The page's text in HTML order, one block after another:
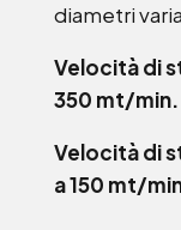
diametri
Velocità di
350 mt/min.
Velocità di
a 150 mt/